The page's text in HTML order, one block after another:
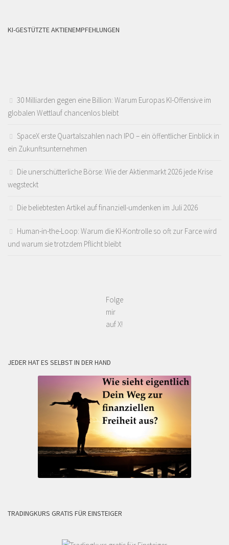
KI-GESTÜTZTE AKTIENEMPFEHLUNGEN
30 Milliarden gegen eine Billion: Warum Europas KI-Offensive im
globalen Wettlauf chancenlos bleibt
SpaceX erste Quartalszahlen nach IPO – ein öffentlicher Einblick in
ein Zukunftsunternehmen
Die unerschütterliche Börse: Wie der Aktienmarkt 2026 jede Krise
wegsteckt
Die beliebtesten Artikel auf finanziell-umdenken im Juli 2026
Human-in-the-Loop: Warum die KI-Kontrolle so oft zur Farce wird
und warum sie trotzdem Pflicht bleibt
Folge
mir
auf X!
JEDER HAT ES SELBST IN DER HAND
TRADINGKURS GRATIS FÜR EINSTEIGER